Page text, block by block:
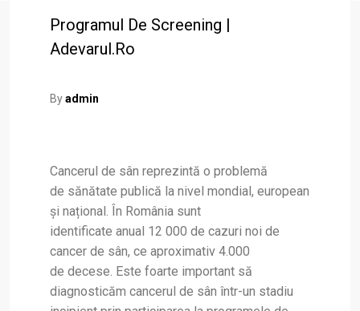
Programul De Screening |
Adevarul.ro
Byadmin
Cancerul de sân reprezintă o problemă
de sănătate publică la nivel mondial, european
și național. În România sunt
identificate anual 12 000 de cazuri noi de
cancer de sân, ce aproximativ 4.000
de decese. Este foarte important să
diagnosticăm cancerul de sân într-un stadiu